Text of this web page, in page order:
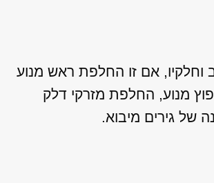
וחלקיו, אם זו החלפת ראש מנוע
מנוע, החלפת מזרקי דלק